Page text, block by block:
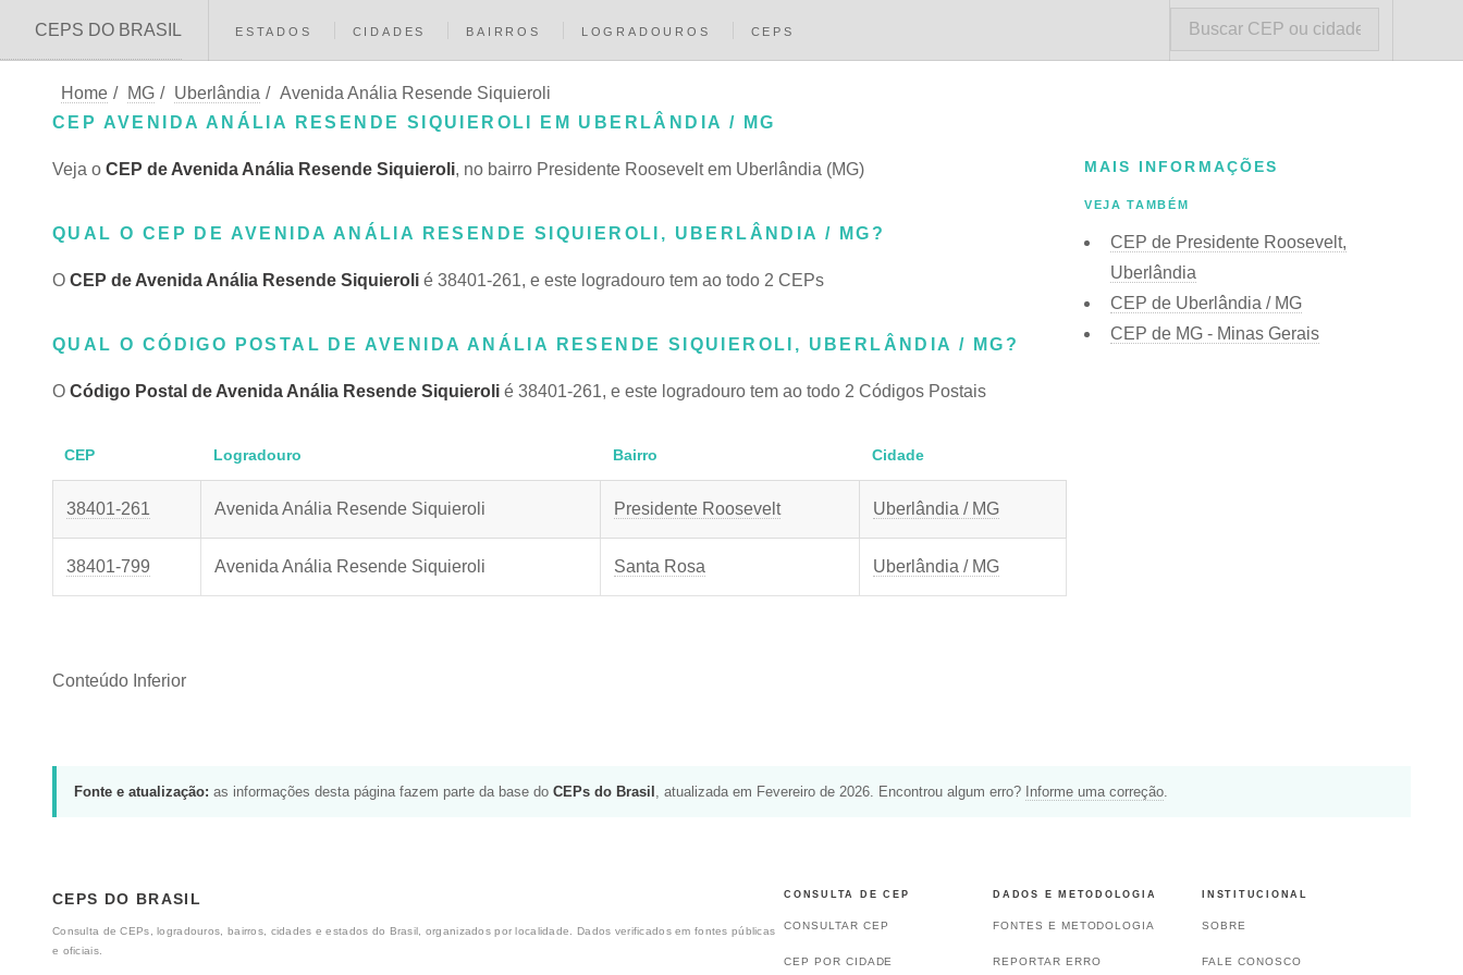
CEPS DO BRASIL ESTADOS CIDADES BAIRROS LOGRADOUROS CEPS
Home / MG / Uberlândia / Avenida Anália Resende Siquieroli
CEP AVENIDA ANÁLIA RESENDE SIQUIEROLI EM UBERLÂNDIA / MG
Veja o CEP de Avenida Anália Resende Siquieroli, no bairro Presidente Roosevelt em Uberlândia (MG)
QUAL O CEP DE AVENIDA ANÁLIA RESENDE SIQUIEROLI, UBERLÂNDIA / MG?
O CEP de Avenida Anália Resende Siquieroli é 38401-261, e este logradouro tem ao todo 2 CEPs
QUAL O CÓDIGO POSTAL DE AVENIDA ANÁLIA RESENDE SIQUIEROLI, UBERLÂNDIA / MG?
O Código Postal de Avenida Anália Resende Siquieroli é 38401-261, e este logradouro tem ao todo 2 Códigos Postais
CEP Logradouro Bairro Cidade
38401-261 Avenida Anália Resende Siquieroli Presidente Roosevelt Uberlândia / MG
38401-799 Avenida Anália Resende Siquieroli Santa Rosa Uberlândia / MG
Conteúdo Inferior
MAIS INFORMAÇÕES
VEJA TAMBÉM
CEP de Presidente Roosevelt,
Uberlândia
CEP de Uberlândia / MG
CEP de MG - Minas Gerais
Fonte e atualização: as informações desta página fazem parte da base do CEPs do Brasil , atualizada em Fevereiro de 2026. Encontrou algum erro? Informe uma correção
CEPS DO BRASIL
Consulta de CEPs, logradouros, bairros, cidades e estados do Brasil, organizados por localidade. Dados verificados em fontes públicas
e oficiais.
CONSULTA DE CEP
CONSULTAR CEP
CEP POR CIDADE
DADOS E METODOLOGIA
FONTES E METODOLOGIA
REPORTAR ERRO
INSTITUCIONAL
SOBRE
FALE CONOSCO